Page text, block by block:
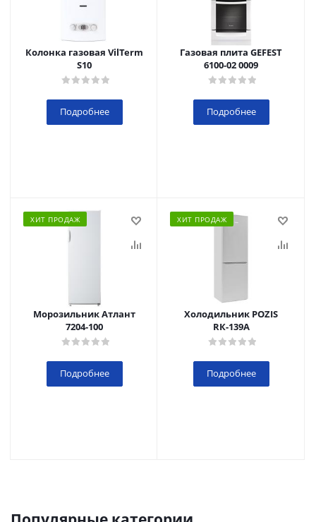
Колонка газовая VilTerm
S10
Подробнее
Газовая плита GEFEST
6100-02 0009
Подробнее
ХИТ ПРОДАЖ
Морозильник Атлант
7204-100
Подробнее
ХИТ ПРОДАЖ
Холодильник POZIS
RК-139А
Подробнее